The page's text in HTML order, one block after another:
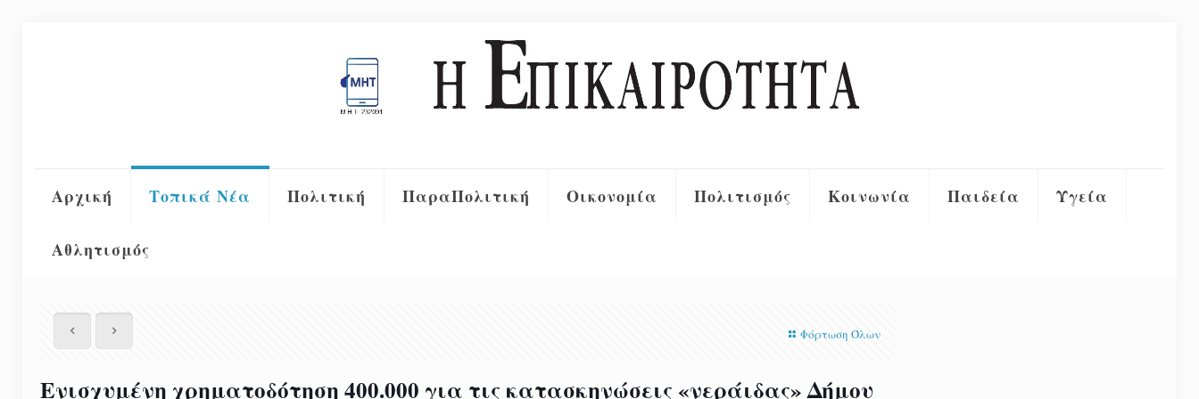
Αρχική Τοπικά Νέα Πολιτική ΠαραΠολιτική Οικονομία Πολιτισμός Κοινωνία Παιδεία Υγεία
Αθλητισμός
Φόρτωση Όλων
Ενισχυμένη χρηματοδότηση 400.000 για τις κατασκηνώσεις «νεράιδας» Δήμου